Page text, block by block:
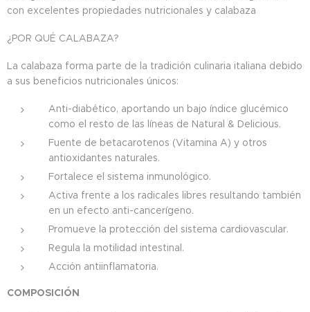
con excelentes propiedades nutricionales y calabaza
¿POR QUÉ CALABAZA?
La calabaza forma parte de la tradición culinaria italiana debido
a sus beneficios nutricionales únicos:
Anti-diabético, aportando un bajo índice glucémico
como el resto de las líneas de Natural & Delicious.
Fuente de betacarotenos (Vitamina A) y otros
antioxidantes naturales.
Fortalece el sistema inmunológico.
Activa frente a los radicales libres resultando también
en un efecto anti-cancerígeno.
Promueve la protección del sistema cardiovascular.
Regula la motilidad intestinal.
Acción antiinflamatoria.
COMPOSICIÓN